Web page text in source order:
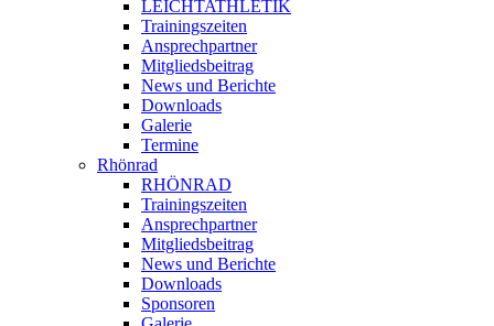
LEICHTATHLETIK
Trainingszeiten
Ansprechpartner
Mitgliedsbeitrag
News und Berichte
Downloads
Galerie
Termine
Rhönrad
RHÖNRAD
Trainingszeiten
Ansprechpartner
Mitgliedsbeitrag
News und Berichte
Downloads
Sponsoren